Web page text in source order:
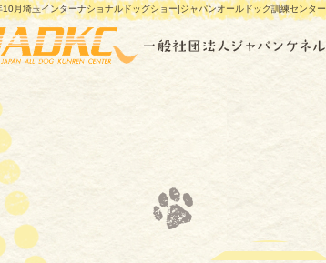
月埼玉インターナショナルドッグショー|ジャパンオールドッグ訓練センター